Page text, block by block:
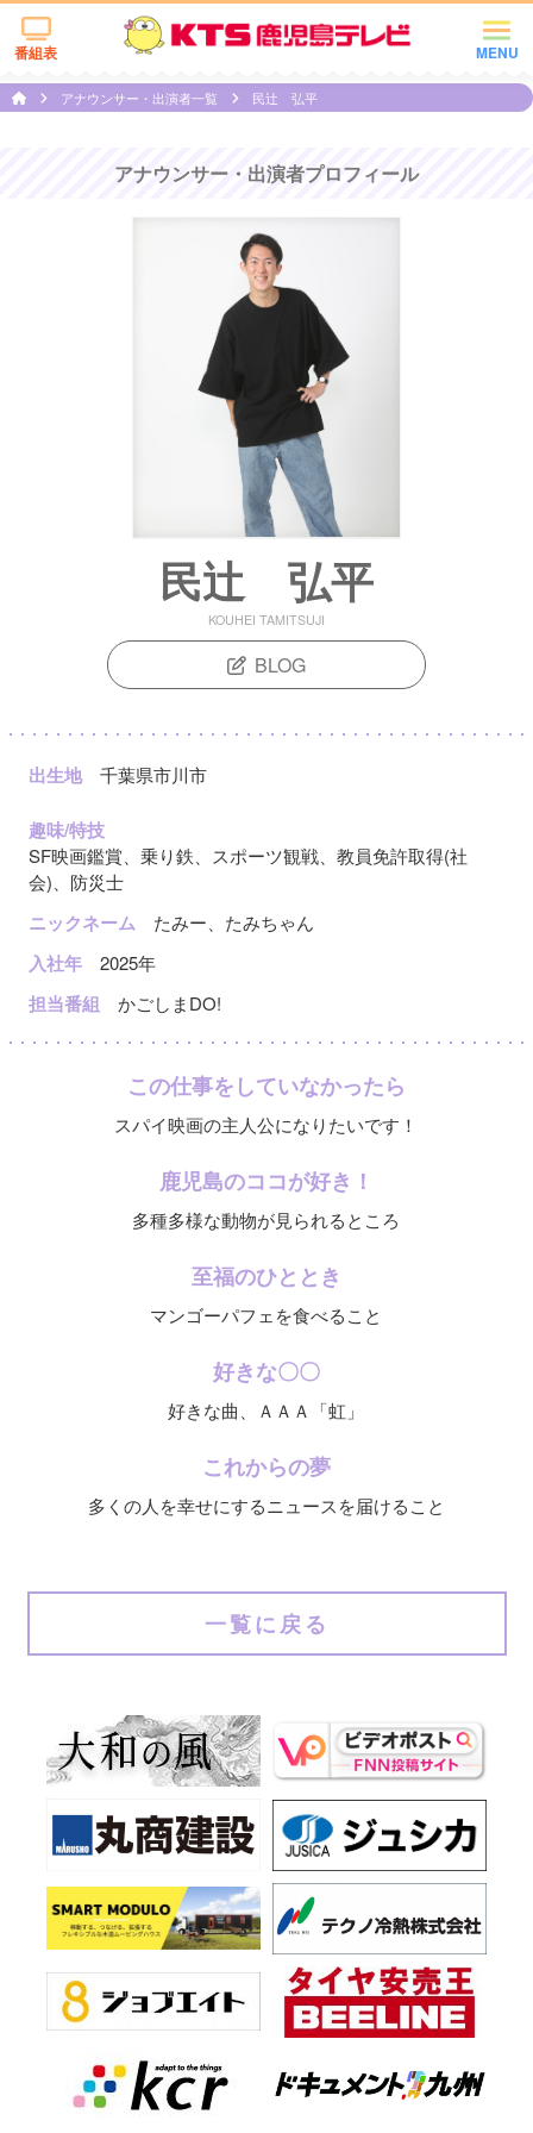
MENU
番組表
アナウンサー・出演者一覧 民辻󠄀 弘平
アナウンサー・出演者プロフィール
民辻󠄀 弘平
KOUHEI TAMITSUJI
BLOG
出生地 千葉県市川市
趣味/特技
SF映画鑑賞、乗り鉄、スポーツ観戦、教員免許取得(社
会)、防災士
ニックネーム たみー、たみちゃん
入社年 2025年
担当番組 かごしまDO!
この仕事をしていなかったら
スパイ映画の主人公になりたいです！
鹿児島のココが好き！
多種多様な動物が見られるところ
至福のひととき
マンゴーパフェを食べること
好きな〇〇
好きな曲、ＡＡＡ「虹」
これからの夢
多くの人を幸せにするニュースを届けること
一覧に戻る